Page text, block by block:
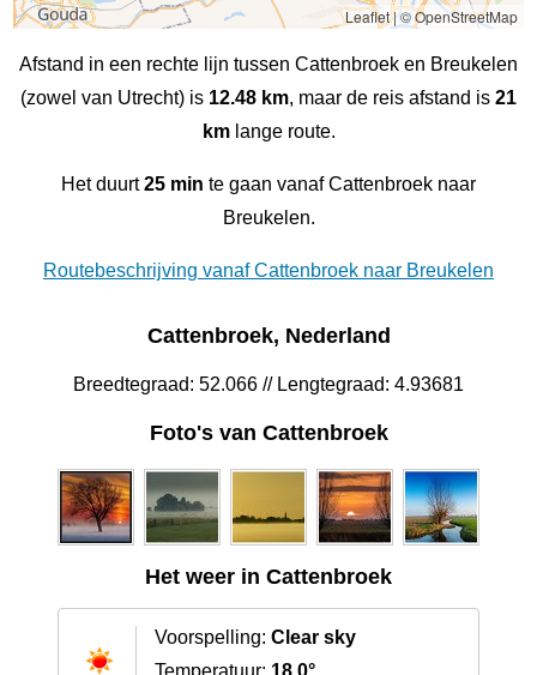
Leaflet|© OpenStreetMap
Afstand in een rechte lijn tussen Cattenbroek en Breukelen
(zowel van Utrecht) is 12.48 km, maar de reis afstand is 21
kmlange route.
Het duurt25 min te gaan vanaf Cattenbroek naar
Breukelen.
Routebeschrijving vanaf Cattenbroek naar Breukelen
Cattenbroek, Nederland
Breedtegraad: 52.066 // Lengtegraad: 4.93681
Foto's van Cattenbroek
Het weer in Cattenbroek
Voorspelling: Clear sky